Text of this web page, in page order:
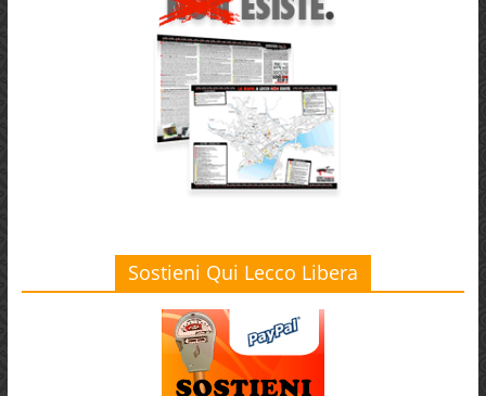
Sostieni Qui Lecco Libera